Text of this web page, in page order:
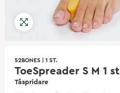
52BONES 1 ST.
ToeSpreader S M 1 st
Tåspridare